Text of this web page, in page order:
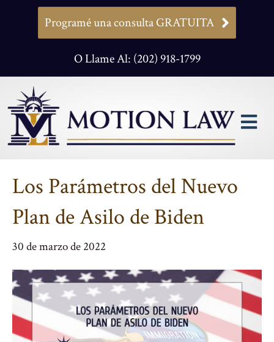
Programé una consulta GRATUITA
O Llame Al: (202) 918-1799
Los Parámetros del Nuevo
Plan de Asilo de Biden
30 de marzo de 2022